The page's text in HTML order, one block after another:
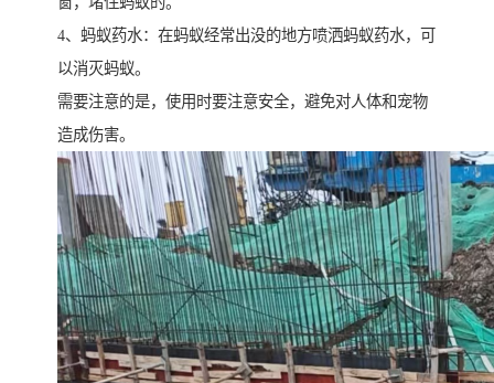
4、蚂蚁药水：在蚂蚁经常出没的地方喷洒蚂蚁药水，可
以消灭蚂蚁。
需要注意的是，使用时要注意安全，避免对人体和宠物
造成伤害。